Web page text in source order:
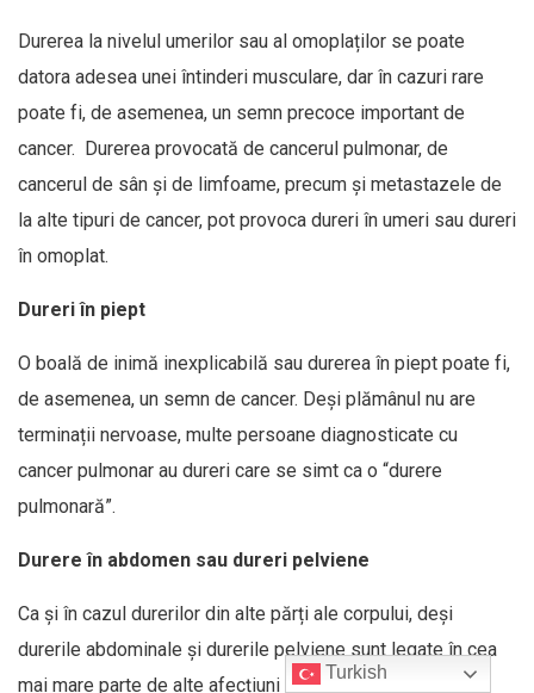
Durerea la nivelul umerilor sau al omoplaților se poate
datora adesea unei întinderi musculare, dar în cazuri rare
poate fi, de asemenea, un semn precoce important de
cancer. Durerea provocată de cancerul pulmonar, de
cancerul de sân și de limfoame, precum și metastazele de
la alte tipuri de cancer, pot provoca dureri în umeri sau dureri
în omoplat.
Dureri în piept
O boală de inimă inexplicabilă sau durerea în piept poate fi,
de asemenea, un semn de cancer. Deși plămânul nu are
terminații nervoase, multe persoane diagnosticate cu
cancer pulmonar au dureri care se simt ca o “durere
pulmonară”.
Durere în abdomen sau dureri pelviene
Ca și în cazul durerilor din alte părți ale corpului, deși
durerile abdominale și durerile pelviene sunt legate în cea
mai mare parte de alte afecțiuni decât cancerul, mai ales
Turkish